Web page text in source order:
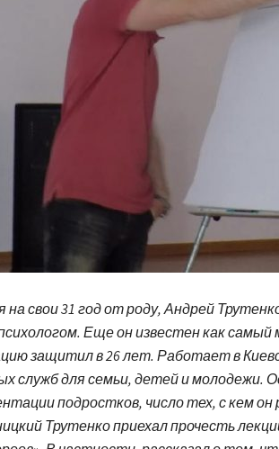
свои 31 год от роду, Андрей
Еще он известен как самый
защитил в 26 лет. Работает в
служб для семьи, детей и молодежи.
подростков, число тех, с кем
Трутенко приехал прочесть